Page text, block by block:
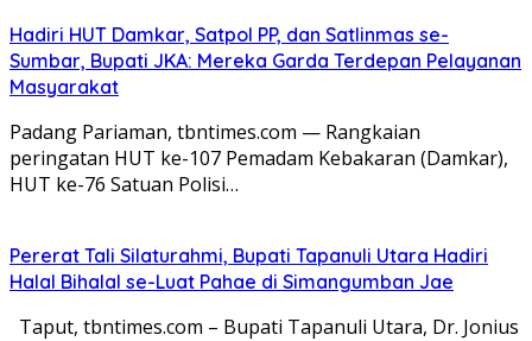
Hadiri HUT Damkar, Satpol PP, dan Satlinmas se-
Sumbar, Bupati JKA: Mereka Garda Terdepan Pelayanan
Masyarakat
Padang Pariaman, tbntimes.com — Rangkaian
peringatan HUT ke-107 Pemadam Kebakaran (Damkar),
HUT ke-76 Satuan Polisi…
Pererat Tali Silaturahmi, Bupati Tapanuli Utara Hadiri
Halal Bihalal se-Luat Pahae di Simangumban Jae
Taput, tbntimes.com – Bupati Tapanuli Utara, Dr. Jonius